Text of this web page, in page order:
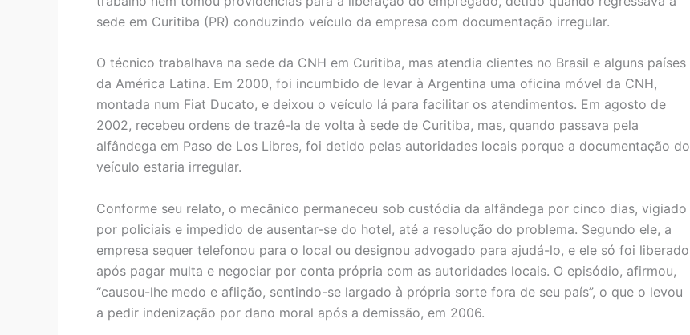
sede em Curitiba (PR) conduzindo veículo da empresa com documentação irregular.
O técnico trabalhava na sede da CNH em Curitiba, mas atendia clientes no Brasil e alguns países
da América Latina. Em 2000, foi incumbido de levar à Argentina uma oficina móvel da CNH,
montada num Fiat Ducato, e deixou o veículo lá para facilitar os atendimentos. Em agosto de
2002, recebeu ordens de trazê-la de volta à sede de Curitiba, mas, quando passava pela
alfândega em Paso de Los Libres, foi detido pelas autoridades locais porque a documentação do
veículo estaria irregular.
Conforme seu relato, o mecânico permaneceu sob custódia da alfândega por cinco dias, vigiado
por policiais e impedido de ausentar-se do hotel, até a resolução do problema. Segundo ele, a
empresa sequer telefonou para o local ou designou advogado para ajudá-lo, e ele só foi liberado
após pagar multa e negociar por conta própria com as autoridades locais. O episódio, afirmou,
“causou-lhe medo e aflição, sentindo-se largado à própria sorte fora de seu país”, o que o levou
a pedir indenização por dano moral após a demissão, em 2006.